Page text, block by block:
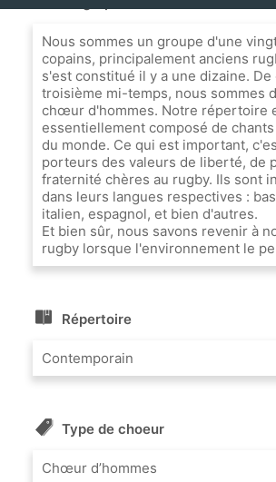
Nous sommes un groupe d'une
copains, principalement anciens
s'est constitué il y a une dizaine.
troisième mi-temps, nous sommes
chœur d'hommes. Notre répertoire
essentiellement composé de
du monde. Ce qui est important,
porteurs des valeurs de liberté, de
fraternité chères au rugby. Ils sont
dans leurs langues respectives :
italien, espagnol, et bien d'autres.
Et bien sûr, nous savons revenir à
rugby lorsque l'environnement le
Répertoire
Contemporain
Type de choeur
Chœur d’hommes